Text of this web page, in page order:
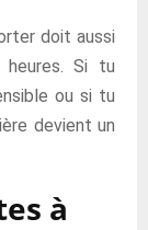
doit aussi
heures. Si tu
ou si tu
devient un
à